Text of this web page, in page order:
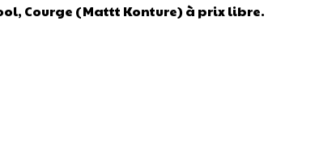
Courge (Mattt Konture) à prix libre.